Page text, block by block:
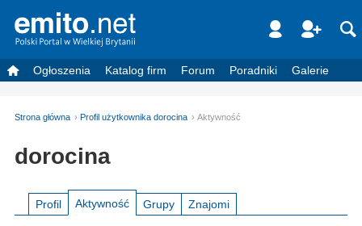
Ogłoszenia Katalog firm Forum Poradniki Galerie
Strona główna Profil użytkownika dorocina Aktywność
dorocina
Profil Aktywność Grupy Znajomi